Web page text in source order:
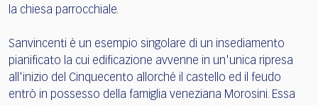
la chiesa parrocchiale.
Sanvincenti è un esempio singolare di un insediamento
pianificato la cui edificazione avvenne in un'unica ripresa
all'inizio del Cinquecento allorché il castello ed il feudo
entrò in possesso della famiglia veneziana Morosini. Essa